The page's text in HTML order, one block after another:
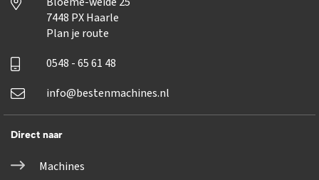
7448 PX Haarle
Plan je route
0548 - 65 61 48
info@bestenmachines.nl
Direct naar
Machines